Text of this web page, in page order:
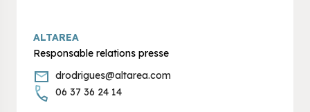
ALTAREA
Responsable relations presse
drodrigues@altarea.com
06 37 36 24 14